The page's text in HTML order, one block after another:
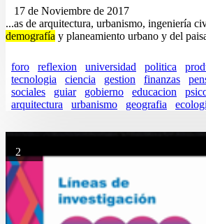
17 de Noviembre de 2017
...as de arquitectura, urbanismo, ingeniería
demografía y planeamiento urbano y del
foro reflexion universidad politica
tecnologia
ciencia gestion finanzas
sociales
guiar gobierno educacion
arquitectura
urbanismo geografia
2